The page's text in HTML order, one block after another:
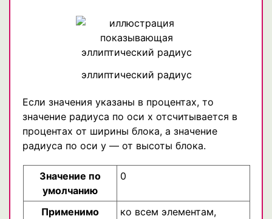
эллиптический радиус
Если значения указаны в процентах, то
значение радиуса по оси х отсчитывается в
процентах от ширины блока, а значение
радиуса по оси у — от высоты блока.
Значение по
умолчанию
0
Применимо
ко всем элементам,